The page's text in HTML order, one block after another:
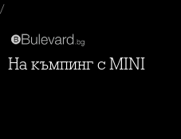
/
На къмпинг с MINI